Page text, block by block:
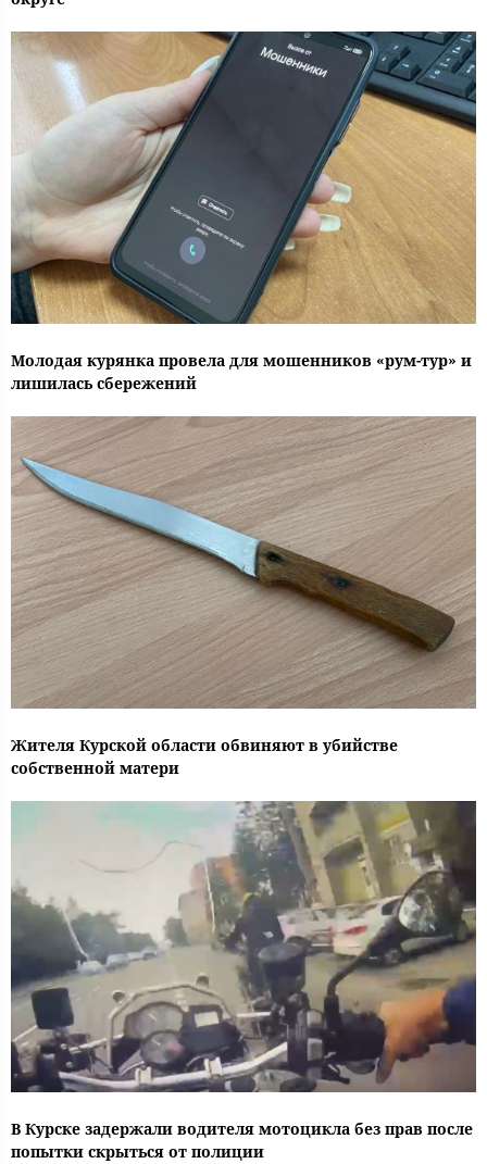
Молодая курянка провела для мошенников «рум-тур» и
лишилась сбережений
Жителя Курской области обвиняют в убийстве
собственной матери
В Курске задержали водителя мотоцикла без прав после
попытки скрыться от полиции